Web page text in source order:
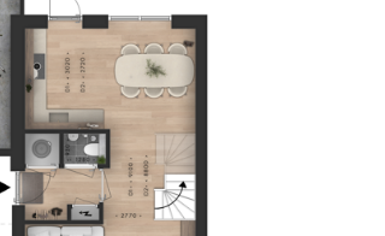
Indeling
Aantal woonlagen
Voorzieningen